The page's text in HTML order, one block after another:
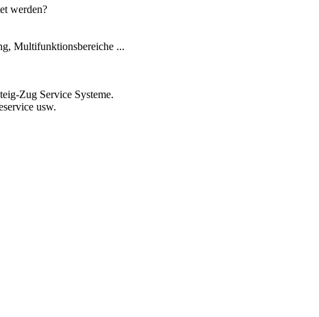
werden?
Multifunktionsbereiche ...
Zug Service Systeme.
usw.